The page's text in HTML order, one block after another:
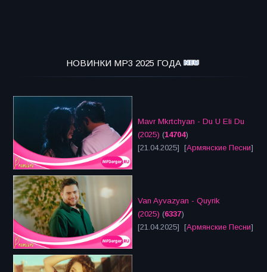
НОВИНКИ MP3 2025 ГОДА
Mavr Mkrtchyan - Du U Eli Du
(2025) (14704)
[21.04.2025] [Армянские Песни]
Van Ayvazyan - Quyrik
(2025) (6337)
[21.04.2025] [Армянские Песни]